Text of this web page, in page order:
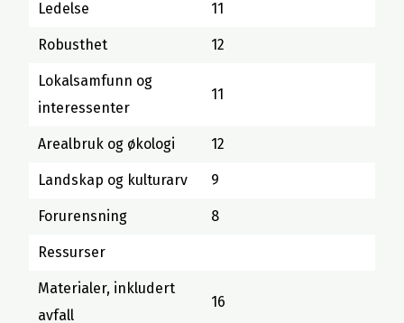
Ledelse 11
Robusthet 12
Lokalsamfunn og
interessenter
11
Arealbruk og økologi 12
Landskap og kulturarv 9
Forurensning 8
Ressurser
Materialer, inkludert
avfall
16